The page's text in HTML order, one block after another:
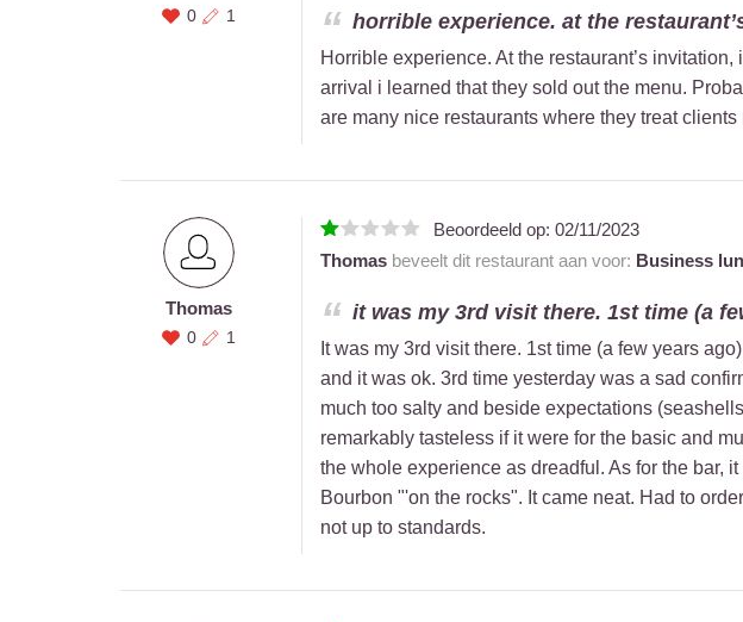
0 1 horrible experience. at the
Horrible experience. At the restaurant’s
arrival i learned that they sold out the menu.
are many nice restaurants where they treat clients
Thomas
0 1
Beoordeeld op: 02/11/2023
Thomasbeveelt dit restaurant aan voor: Business
it was my 3rd visit there. 1st time (a
It was my 3rd visit there. 1st time (a few years
and it was ok. 3rd time yesterday was a sad
much too salty and beside expectations
remarkably tasteless if it were for the basic and
the whole experience as dreadful. As for the bar,
Bourbon "'on the rocks". It came neat. Had to
not up to standards.